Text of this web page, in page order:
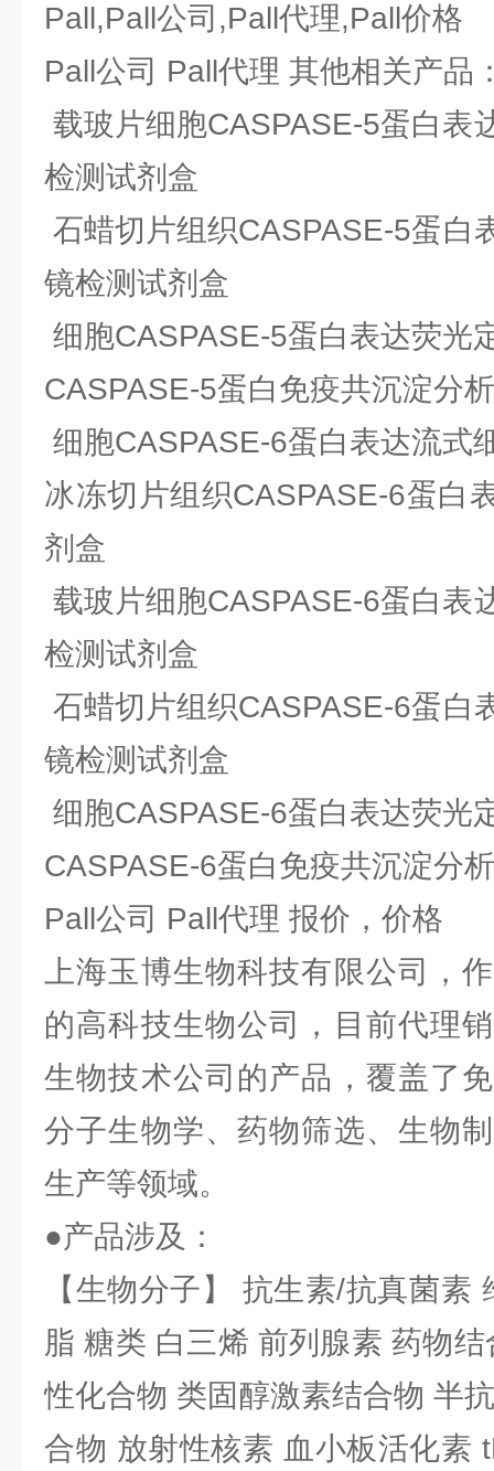
Pall,Pall公司,Pall代理,Pall价格
Pall公司 Pall代理 其他相关产品
载玻片细胞CASPASE-5蛋白表
检测试剂盒
石蜡切片组织CASPASE-5蛋白
镜检测试剂盒
细胞CASPASE-5蛋白表达荧光
CASPASE-5蛋白免疫共沉淀分
细胞CASPASE-6蛋白表达流式
冰冻切片组织CASPASE-6蛋白
剂盒
载玻片细胞CASPASE-6蛋白表
检测试剂盒
石蜡切片组织CASPASE-6蛋白
镜检测试剂盒
细胞CASPASE-6蛋白表达荧光
CASPASE-6蛋白免疫共沉淀分
Pall公司 Pall代理 报价，价格
上海玉博生物科技有限公司，
的高科技生物公司，目前代理
生物技术公司的产品，覆盖了
分子生物学、药物筛选、生物
生产等领域。
●产品涉及：
【生物分子】 抗生素/抗真菌素
脂 糖类 白三烯 前列腺素 药物
性化合物 类固醇激素结合物 半
合物 放射性核素 血小板活化素